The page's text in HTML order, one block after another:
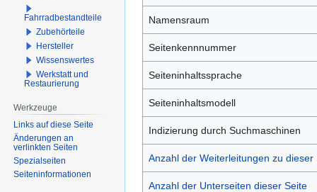
Namensraum
Seitenkennnummer
Seiteninhaltssprache
Seiteninhaltsmodell
Indizierung durch Suchmaschinen
Anzahl der Weiterleitungen zu dieser
Anzahl der Unterseiten dieser Seite
Fahrradbestandteile
Zubehörteile
Hersteller
Wissenswertes
Werkstatt und
Restaurierung
Werkzeuge
Links auf diese Seite
Änderungen an
verlinkten Seiten
Spezialseiten
Seiten­­informationen